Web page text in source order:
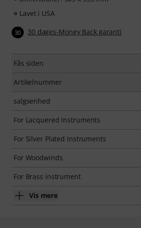
Lavet i USA
30 30 dages-Money Back garanti
Fås siden
Artikelnummer
salgsenhed
For Lacquered Instruments
For Silver Plated Instruments
For Woodwinds
For Brass instrument
Vis mere